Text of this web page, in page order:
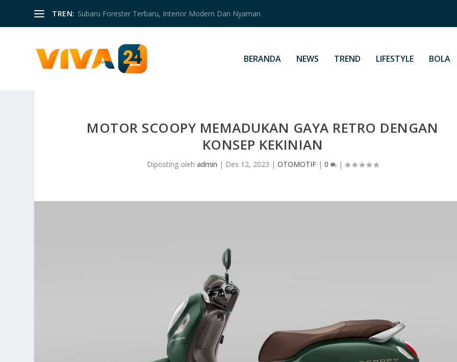
TREN: Subaru Forester Terbaru, Interior Modern Dan Nyaman
BERANDA NEWS TREND LIFESTYLE BOLA
MOTOR SCOOPY MEMADUKAN GAYA RETRO DENGAN
KONSEP KEKINIAN
Diposting oleh admin | Des 12, 2023 | OTOMOTIF| 0 |